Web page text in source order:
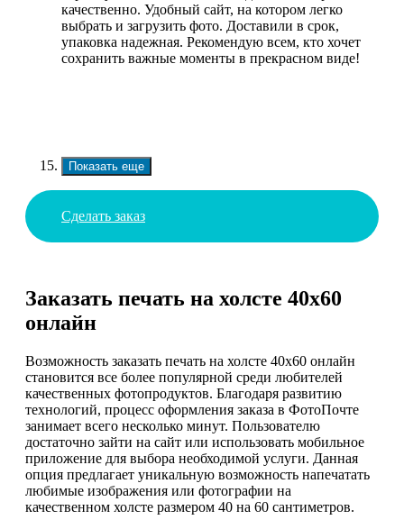
качественно. Удобный сайт, на котором легко
выбрать и загрузить фото. Доставили в срок,
упаковка надежная. Рекомендую всем, кто хочет
сохранить важные моменты в прекрасном виде!
Показать еще
Сделать заказ
Заказать печать на холсте 40х60
онлайн
Возможность заказать печать на холсте 40х60 онлайн
становится все более популярной среди любителей
качественных фотопродуктов. Благодаря развитию
технологий, процесс оформления заказа в ФотоПочте
занимает всего несколько минут. Пользователю
достаточно зайти на сайт или использовать мобильное
приложение для выбора необходимой услуги. Данная
опция предлагает уникальную возможность напечатать
любимые изображения или фотографии на
качественном холсте размером 40 на 60 сантиметров.